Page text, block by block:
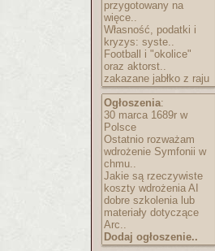
przygotowany na
więce..
Własność, podatki i
kryzys: syste..
Football i "okolice"
oraz aktorst..
zakazane jabłko z raju
Ogłoszenia:
30 marca 1689r w
Polsce
Ostatnio rozważam
wdrożenie Symfonii w
chmu..
Jakie są rzeczywiste
koszty wdrożenia AI
dobre szkolenia lub
materiały dotyczące
Arc..
Dodaj ogłoszenie..